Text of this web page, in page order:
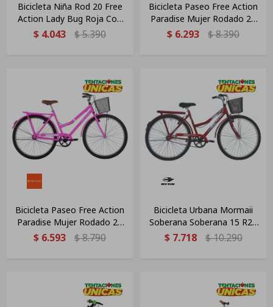
Bicicleta Niña Rod 20 Free
Action Lady Bug Roja Con
Canasto Rojo 11
$ 4.043 $5.390
Bicicleta Paseo Free Action
Paradise Mujer Rodado 26
Rojo 21 "
$ 6.293 $8.390
Bicicleta Paseo Free Action
Paradise Mujer Rodado 26
Rosa 21 "
$ 6.593 $8.790
Bicicleta Urbana Mormaii
Soberana Soberana 15 R26
Para Mujer, Tamaño 26
$ 7.718 $10.290